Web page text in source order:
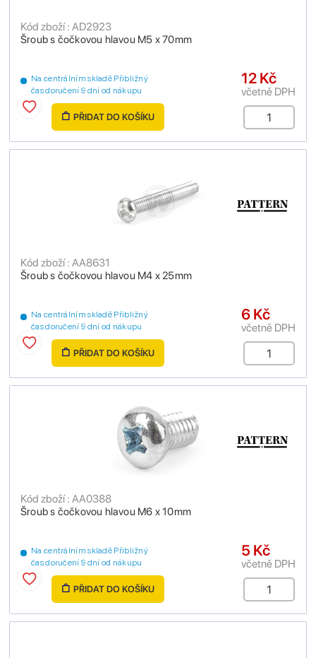
Šroub s čočkovou hlavou M5 x 70mm
Kód zboží : AD2923
Na centrálním skladě Přibližný
čas doručení 9 dní od nákupu
12 Kč
včetně DPH
PŘIDAT DO KOŠÍKU
Šroub s čočkovou hlavou M4 x 25mm
Kód zboží : AA8631
Na centrálním skladě Přibližný
čas doručení 9 dní od nákupu
6 Kč
včetně DPH
PŘIDAT DO KOŠÍKU
Šroub s čočkovou hlavou M6 x 10mm
Kód zboží : AA0388
Na centrálním skladě Přibližný
čas doručení 9 dní od nákupu
5 Kč
včetně DPH
PŘIDAT DO KOŠÍKU